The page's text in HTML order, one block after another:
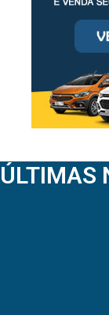
ÚLTIMAS